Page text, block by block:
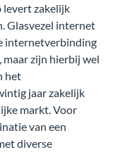
levert zakelijk
Glasvezel internet
internetverbinding
zijn hierbij wel
het
jaar zakelijk
markt. Voor
van een
diverse